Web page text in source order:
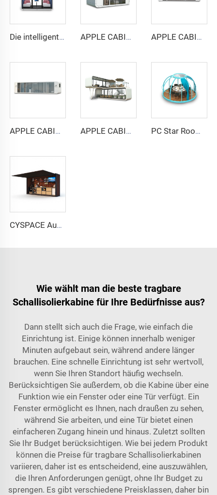
Die intelligente und schallgedämmte Nische für 6 Personen – Cyspace Y PRO Serie APPLE CABIN CAPSULE HOUSE - Cyspace A6 Serie APPLE CABIN CAPSULE HOUSE - Cyspace A9 Serie
APPLE CABIN CAPSULE HOUSE - Cyspace A12 Serie APPLE CABIN CAPSULE HOUSE - Cyspace Doppelstock-Serie PC Star Room Capsule House
CYSPACE Außenküche
Wie wählt man die beste tragbare
Schallisolierkabine für Ihre Bedürfnisse aus?
Dann stellt sich auch die Frage, wie einfach die
Einrichtung ist. Einige können innerhalb weniger
Minuten aufgebaut sein, während andere länger
brauchen. Eine schnelle Einrichtung ist sehr wertvoll,
wenn Sie Ihren Standort häufig wechseln.
Berücksichtigen Sie außerdem, ob die Kabine über eine
Funktion wie ein Fenster oder eine Tür verfügt. Ein
Fenster ermöglicht es Ihnen, nach draußen zu sehen,
während Sie arbeiten, und eine Tür bietet einen
einfacheren Zugang hinein und hinaus. Zuletzt sollten
Sie Ihr Budget berücksichtigen. Wie bei jedem Produkt
können die Preise für tragbare Schallisolierkabinen
variieren, daher ist es entscheidend, eine auszuwählen,
die Ihren Anforderungen genügt, ohne Ihr Budget zu
sprengen. Es gibt verschiedene Preisklassen, daher bin